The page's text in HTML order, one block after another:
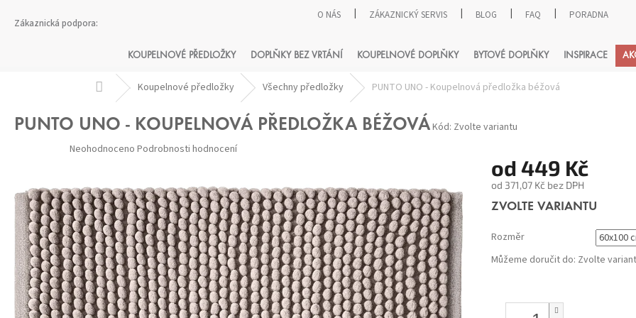
O NÁS ZÁKAZNICKÝ SERVIS BLOG FAQ PORADNA
HLEDAT
KOUPELNOVÉ PŘEDLOŽKY DOPLŇKY BEZ VRTÁNÍ KOUPELNOVÉ DOPLŇKY BYTOVÉ DOPLŇKY INSPIRACE
Domů Koupelnové předložky Všechny předložky PUNTO UNO - Koupelnová předložka béžová
PUNTO UNO - KOUPELNOVÁ PŘEDLOŽKA BÉŽOVÁKód: Zvolte variantu
Průměrné
hodnocení
z 5
hvězdiček.
Neohodnoceno Podrobnosti hodnocení
od 449 Kč
od 371,07 Kč bez DPH
Měrná
ZVOLTE VARIANTU
Rozměr
Můžeme doručit do: Zvolte